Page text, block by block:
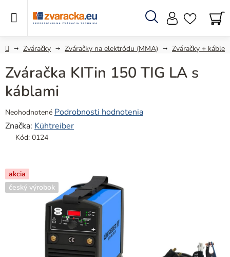
Hľadať
DomovZváračky Zváračky na elektródu (MMA) Zváračky + káble
Zváračka KITin 150 TIG LA s
káblami
Priemerné
hodnotenie
produktu
z
5
hviezdičiek.
Neohodnotené Podrobnosti hodnotenia
Značka: Kühtreiber
Kód: 0124
akcia
český výrobok